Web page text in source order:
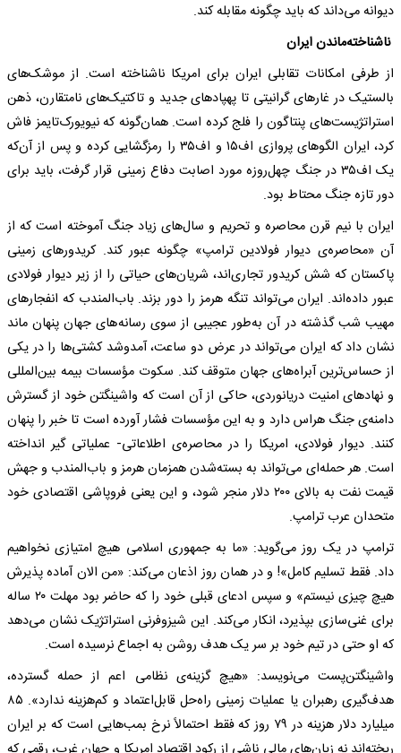
دیوانه می‌داند که باید چگونه مقابله کند.
ناشناخته‌ماندن ایران
از طرفی امکانات تقابلی ایران برای امریکا ناشناخته است. از موشک‌های
بالستیک در غار‌های گرانیتی تا پهپاد‌های جدید و تاکتیک‌های نامتقارن، ذهن
استراتژیست‌های پنتاگون را فلج کرده است. همان‌گونه که نیویورک‌تایمز فاش
کرد، ایران الگو‌های پروازی اف۱۵ و اف۳۵ را رمزگشایی کرده و پس از آن‌که
یک اف۳۵ در جنگ چهل‌روزه مورد اصابت دفاع زمینی قرار گرفت، باید برای
دور تازه جنگ محتاط بود.
ایران با نیم قرن محاصره و تحریم و سال‌های زیاد جنگ آموخته است که از
آن «محاصره‌ی دیوار فولادین ترامپ» چگونه عبور کند. کریدور‌های زمینی
پاکستان که شش کریدور تجاری‌اند، شریان‌های حیاتی را از زیر دیوار فولادی
عبور داده‌اند. ایران می‌تواند تنگه هرمز را دور بزند. باب‌المندب که انفجار‌های
مهیب شب گذشته در آن به‌طور عجیبی از سوی رسانه‌های جهان پنهان ماند
نشان داد که ایران می‌تواند در عرض دو ساعت، آمدوشد کشتی‌ها را در یکی
از حساس‌ترین آبراه‌های جهان متوقف کند. سکوت مؤسسات بیمه بین‌المللی
و نهاد‌های امنیت دریانوردی، حاکی از آن است که واشینگتن خود از گسترش
دامنه‌ی جنگ هراس دارد و به این مؤسسات فشار آورده است تا خبر را پنهان
کنند. دیوار فولادی، امریکا را در محاصره‌ی اطلاعاتی- عملیاتی گیر انداخته
است. هر حمله‌ای می‌تواند به بسته‌شدن همزمان هرمز و باب‌المندب و جهش
قیمت نفت به بالای ۲۰۰ دلار منجر شود، و این یعنی فروپاشی اقتصادی خود
متحدان عرب ترامپ.
ترامپ در یک روز می‌گوید: «ما به جمهوری اسلامی هیچ امتیازی نخواهیم
داد. فقط تسلیم کامل»! و در همان روز اذعان می‌کند: «من الان آماده پذیرش
هیچ چیزی نیستم» و سپس ادعای قبلی خود را که حاضر بود مهلت ۲۰ ساله
برای غنی‌سازی بپذیرد، انکار می‌کند. این شیزوفرنی استراتژیک نشان می‌دهد
که او حتی در تیم خود بر سر یک هدف روشن به اجماع نرسیده است.
واشینگتن‌پست می‌نویسد: «هیچ گزینه‌ی نظامی اعم از حمله گسترده،
هدف‌گیری رهبران یا عملیات زمینی راه‌حل قابل‌اعتماد و کم‌هزینه ندارد». ۸۵
میلیارد دلار هزینه در ۷۹ روز که فقط احتمالاً نرخ بمب‌هایی است که بر ایران